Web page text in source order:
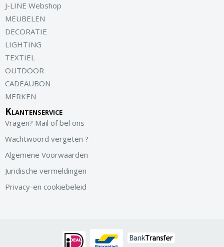
J-LINE Webshop
MEUBELEN
DECORATIE
LIGHTING
TEXTIEL
OUTDOOR
CADEAUBON
MERKEN
Klantenservice
Vragen? Mail of bel ons
Wachtwoord vergeten ?
Algemene Voorwaarden
Juridische vermeldingen
Privacy-en cookiebeleid